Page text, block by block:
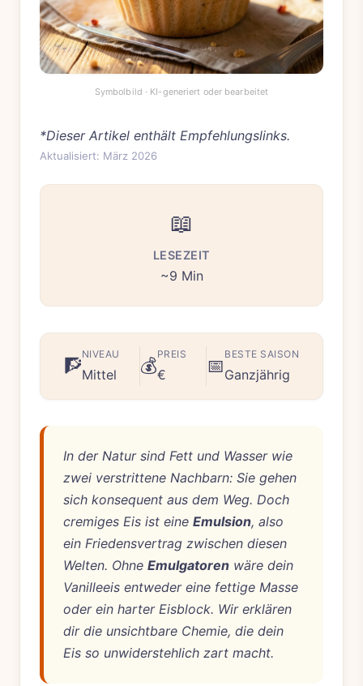
*Dieser Artikel enthält Empfehlungslinks.
Aktualisiert: März 2026
📖
LESEZEIT
~9 Min
🧗
NIVEAU
Mittel 💰
PREIS
€ 📅
BESTE SAISON
Ganzjährig
In der Natur sind Fett und Wasser wie
zwei verstrittene Nachbarn: Sie gehen
sich konsequent aus dem Weg. Doch
cremiges Eis ist eine Emulsion, also
ein Friedensvertrag zwischen diesen
Welten. Ohne Emulgatoren wäre dein
Vanilleeis entweder eine fettige Masse
oder ein harter Eisblock. Wir erklären
dir die unsichtbare Chemie, die dein
Eis so unwiderstehlich zart macht.